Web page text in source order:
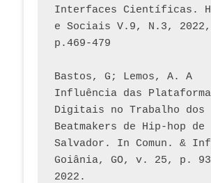
Interfaces Científicas.
e Sociais V.9, N.3,
p.469-479
Bastos, G; Lemos, A. A
Influência das
Digitais no Trabalho dos
Beatmakers de Hip-hop de
Salvador. In Comun. &
Goiânia, GO, v. 25, p.
2022.